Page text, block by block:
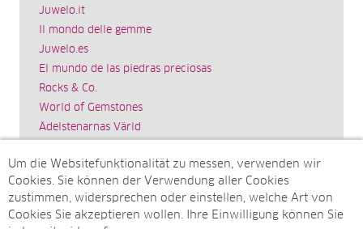
Juwelo.it
Il mondo delle gemme
Juwelo.es
El mundo de las piedras preciosas
Rocks & Co.
World of Gemstones
Ädelstenarnas Värld
Impressum
SITEMAP
Sitemap
Um die Websitefunktionalität zu messen, verwenden wir
Cookies. Sie können der Verwendung aller Cookies
zustimmen, widersprechen oder einstellen, welche Art von
Cookies Sie akzeptieren wollen. Ihre Einwilligung können Sie